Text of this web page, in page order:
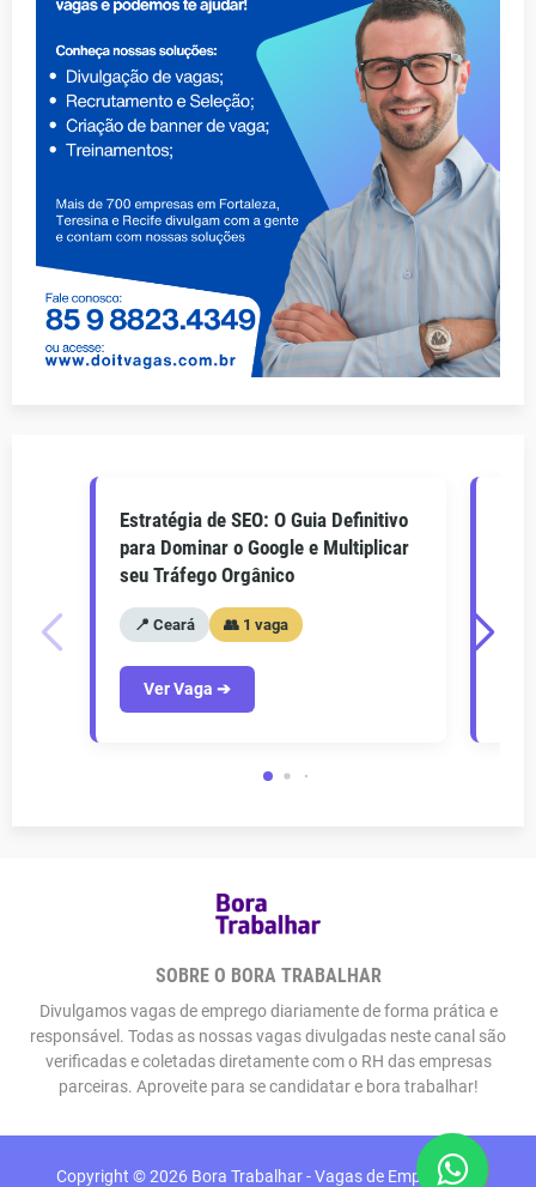
Estratégia de SEO: O Guia Definitivo
para Dominar o Google e Multiplicar
seu Tráfego Orgânico
📍 Ceará 👥 1 vaga
Ver Vaga ➔
SOBRE O BORA TRABALHAR
Divulgamos vagas de emprego diariamente de forma prática e
responsável. Todas as nossas vagas divulgadas neste canal são
verificadas e coletadas diretamente com o RH das empresas
parceiras. Aproveite para se candidatar e bora trabalhar!
Copyright ©2026 Bora Trabalhar - Vagas de Emprego em